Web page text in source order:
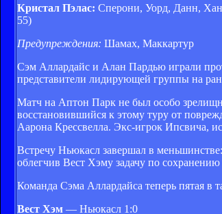
Кристал Пэлас: Сперони, Уорд, Данн,
55)
Предупреждения: Шамах, Маккартур
Сэм Аллардайс и Алан Пардью играли
представители лидирующей группы на
Матч на Аптон Парк не был особо
восстановившийся к этому туру от
Аарона Крессвелла. Экс-игрок Ипсвича,
Встречу Ньюкасл завершал в
облегчив Вест Хэму задачу по сохранению
Команда Сэма Аллардайса теперь пятая в
Вест Хэм — Ньюкасл 1:0